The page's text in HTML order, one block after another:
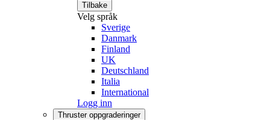
Tilbake
Velg språk
Sverige
Danmark
Finland
UK
Deutschland
Italia
International
Logg inn
Thruster oppgraderinger